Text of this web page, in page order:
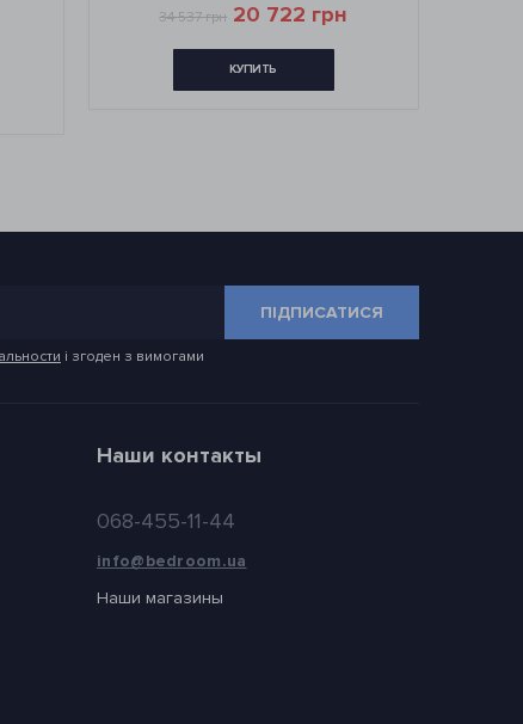
34 537 грн 20 722 грн
КУПИТЬ
ПІДПИСАТИСЯ
і згоден з вимогами
Наши контакты
068-455-11-44
info@bedroom.ua
Наши магазины